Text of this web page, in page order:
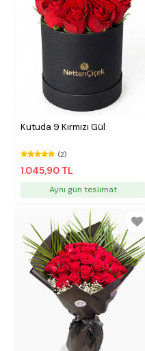
Kutuda 9 Kırmızı Gül
(2)
1.045,90 TL
Aynı gün teslimat